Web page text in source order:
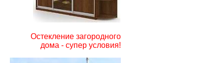
Остекление загородного
дома - супер условия!